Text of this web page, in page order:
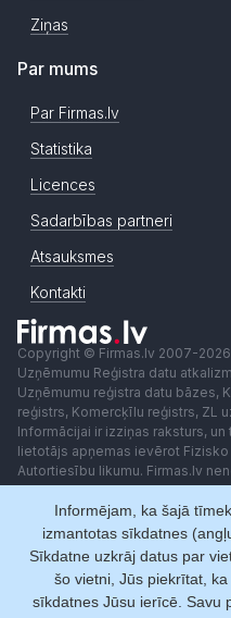
Ziņas
Par mums
Par Firmas.lv
Statistika
Licences
Sadarbības partneri
Atsauksmes
Kontakti
Copyright © Firmas.lv 2007-
Uzņēmumu Reģistra datu
Uzņēmumu reģistra datu bāzes,
reģistrs, Komercķīlu reģistrs, ZL
Informācijai ir izziņas raksturs,
lietotājs apņemas ievērot
Autortiesību likumu. Firmas.lv
lēmumiem, kas balstīti uz
izmantot jebkādas
piekļuvei sistēmai bez
redaktore: Ingūna Pempere.
Lietošanas noteikumi
Privātuma
Informējam, ka šajā
izmantotas sīkdatnes
Sīkdatne uzkrāj datus par
šo vietni, Jūs piekrītat,
sīkdatnes Jūsu ierīcē. Savu